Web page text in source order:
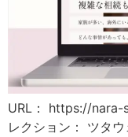
URL： https://nara-
レクション： ツタ